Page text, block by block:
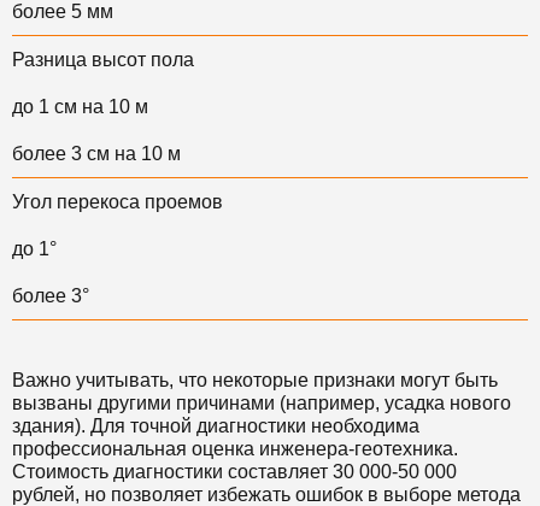
более 5 мм
Разница высот пола
до 1 см на 10 м
более 3 см на 10 м
Угол перекоса проемов
до 1°
более 3°
Важно учитывать, что некоторые признаки могут быть
вызваны другими причинами (например, усадка нового
здания). Для точной диагностики необходима
профессиональная оценка инженера-геотехника.
Стоимость диагностики составляет 30 000-50 000
рублей, но позволяет избежать ошибок в выборе метода